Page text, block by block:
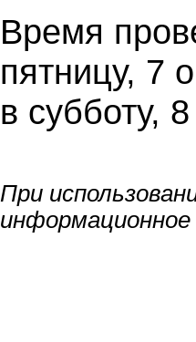
Время
пятницу, 7
в субботу,
При